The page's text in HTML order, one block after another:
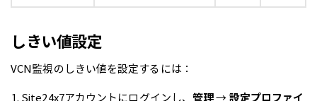
しきい値設定
VCN監視のしきい値を設定するには：
Site24x7アカウントにログインし、 管理→設定プロファイ